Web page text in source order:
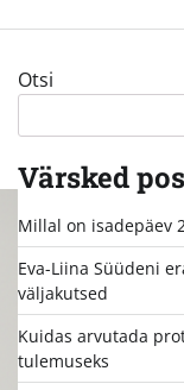
Otsi
Värsked
Millal on isadepäev
Eva-Liina Süüdeni
väljakutsed
Kuidas arvutada
tulemuseks